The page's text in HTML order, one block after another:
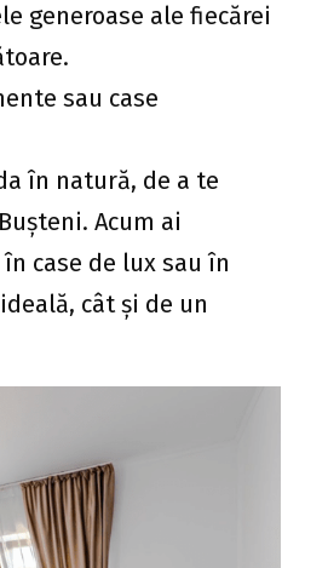
generoase ale fiecărei
sau case
în natură, de a te
Acum ai
case de lux sau în
cât și de un